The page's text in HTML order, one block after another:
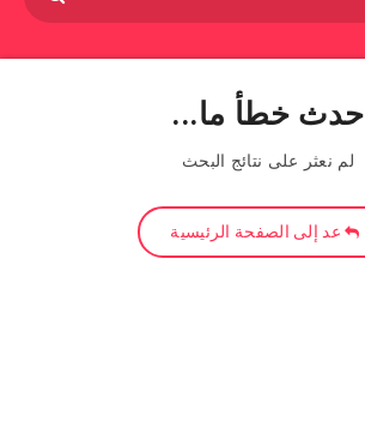
حدث خطأ ما...
لم نعثر على نتائج البحث
عد إلى الصفحة الرئيسية